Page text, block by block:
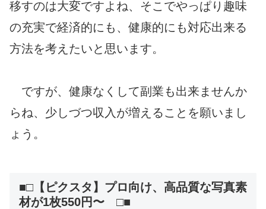
移すのは大変ですよね、そこでやっぱり趣味
の充実で経済的にも、健康的にも対応出来る
方法を考えたいと思います。
ですが、健康なくして副業も出来ませんか
らね、少しづつ収入が増えることを願いまし
ょう。
■□【ピクスタ】プロ向け、高品質な写真素
材が1枚550円〜 □■